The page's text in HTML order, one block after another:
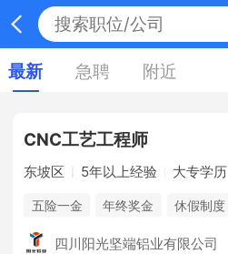
最新 急聘 附近
CNC工艺工程师
东坡区 5年以上经验 大专学历
五险一金 年终奖金 休假制度
企业旅游
四川阳光坚端铝业有限公司